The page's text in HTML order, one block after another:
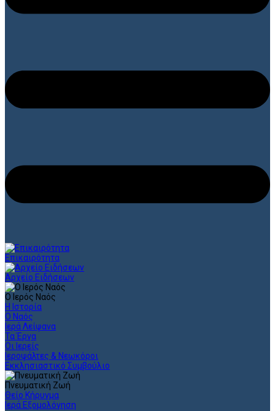
Επικαιρότητα
Αρχείο Ειδήσεων
Ο Ιερός Ναός
Η Ιστορία
Ο Ναός
Ιερά Λείψανα
Τα Έργα
Οι Ιερείς
Ιεροψάλτες & Νεωκόροι
Εκκλησιαστικό Συμβούλιο
Πνευματική Ζωή
Θείο Κήρυγμα
Ιερά Εξομολόγηση